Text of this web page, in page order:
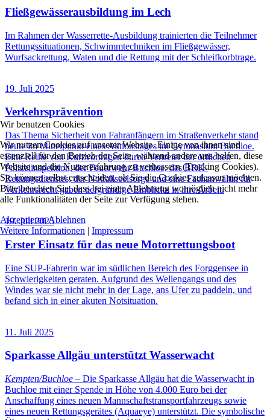
Fließgewässerausbildung im Lech
Im Rahmen der Wasserrette-Ausbildung trainierten die Teilnehmer
Rettungssituationen, Schwimmtechniken im Fließgewässer,
Wurfsackrettung, Waten und die Rettung mit der Schleifkorbtrage.
19. Juli 2025
Verkehrsprävention
Das Thema Sicherheit von Fahranfängern im Straßenverkehr stand
heute im Mittelpunkt eines Aktionstages im Gymnasium Buchloe.
Eine Reihe von Kurzvorträgen durch Vertreter der örtlichen
Polizeiinspektion, der Feuerwehr Buchloe, des BRK-
Rettungsdienstes, der Notfallseelsorge und eine Fachanwältin für
Verkehrsrecht gaben tiefgründige Einblicke in ihre Arbeit.
19. Juli 2025
Erster Einsatz für das neue Motorrettungsboot
Eine SUP-Fahrerin war im südlichen Bereich des Forggensee in
Schwierigkeiten geraten. Aufgrund des Wellengangs und des
Windes war sie nicht mehr in der Lage, ans Ufer zu paddeln, und
befand sich in einer akuten Notsituation.
11. Juli 2025
Sparkasse Allgäu unterstützt Wasserwacht
Kempten/Buchloe – Die Sparkasse Allgäu hat die Wasserwacht in
Buchloe mit einer Spende in Höhe von 4.000 Euro bei der
Anschaffung eines neuen Mannschaftstransportfahrzeugs sowie
eines neuen Rettungsgerätes (Aquaeye) unterstützt. Die symbolische
Wir benutzen Cookies
Wir nutzen Cookies auf unserer Website. Einige von ihnen sind
essenziell für den Betrieb der Seite, während andere uns helfen, diese
Website und die Nutzererfahrung zu verbessern (Tracking Cookies).
Sie können selbst entscheiden, ob Sie die Cookies zulassen möchten.
Bitte beachten Sie, dass bei einer Ablehnung womöglich nicht mehr
alle Funktionalitäten der Seite zur Verfügung stehen.
AkzeptierenAblehnen
Weitere Informationen | Impressum